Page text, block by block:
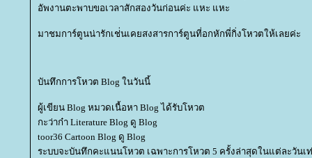
อัพงานตะพาบขอเวลาสักสองวันก่อนค่ะ แหะ แหะ
มาชมการ์ตูนน่ารักเช่่นเคยสงสารการ์ตูนที่อกหักพี่กิ่งโหวตให้เลยค่ะ
บันทึกการโหวต Blog ในวันนี้
ผู้เขียน Blog หมวดเนื้อหา Blog ได้รับโหวต
กะว่าก๋า Literature Blog ดู Blog
toor36 Cartoon Blog ดู Blog
ระบบจะบันทึกคะแนนโหวต เฉพาะการโหวต 5 ครั้งล่าสุดในแต่ละวันเ